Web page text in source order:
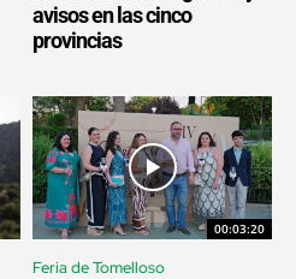
avisos en las cinco
provincias
00:03:20
Feria de Tomelloso